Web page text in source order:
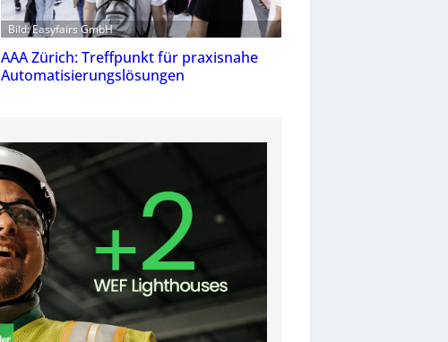
Bild: Easyfairs GmbH
AAA Zürich: Treffpunkt für praxisnahe
Automatisierungslösungen